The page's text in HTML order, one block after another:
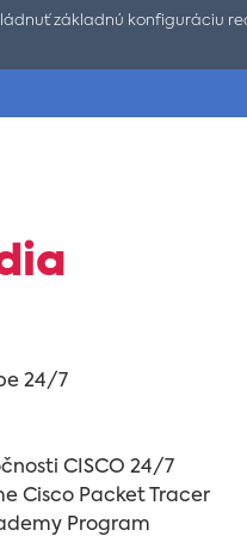
základnú konfiguráciu
24/7
CISCO 24/7
Cisco Packet Tracer
Program